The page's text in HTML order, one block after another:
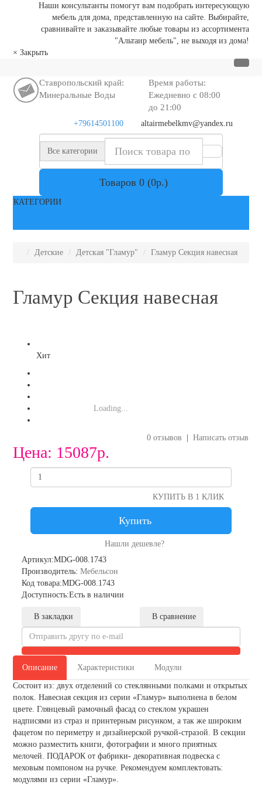
Наши консультанты помогут вам подобрать интересующую
мебель для дома, представленную на сайте. Выбирайте,
сравнивайте и заказывайте любые товары из ассортимента
"Альтаир мебель", не выходя из дома!
× Закрыть
Ставропольский край:
Минеральные Воды
Время работы:
Ежедневно с 08:00
до 21:00
+79614501100 altairmebelkmv@yandex.ru
Все категории
Товаров 0 (0р.)
КАТЕГОРИИ
Детские Детская "Гламур" Гламур Секция навесная
Гламур Секция навесная
Loading...
Хит
Цена: 15087р.
0 отзывов Написать отзыв
КУПИТЬ В 1 КЛИК
Купить
Нашли дешевле?
Артикул:MDG-008.1743
Производитель: Мебельсон
Код товара:MDG-008.1743
Доступность:Есть в наличии
В закладки В сравнение
Описание Характеристики Модули
Состоит из: двух отделений со стеклянными полками и открытых
полок. Навесная секция из серии «Гламур» выполнена в белом
цвете. Глянцевый рамочный фасад со стеклом украшен
надписями из страз и принтерным рисунком, а так же широким
фацетом по периметру и дизайнерской ручкой-стразой. В секции
можно разместить книги, фотографии и много приятных
мелочей. ПОДАРОК от фабрики- декоративная подвеска с
меховым помпоном на ручке. Рекомендуем комплектовать:
модулями из серии «Гламур».